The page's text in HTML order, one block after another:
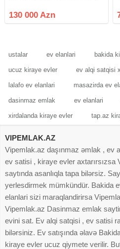
olan 2 mərtəbəli 6 otaq, 2 mətbəxt
və 2 sanuzeldən ibarət həyət evi
130 000 Azn
ustalar ev elanlari bakida
ucuz kiraye evler ev alqi satqisi
lalafo ev elanlari masazirda ev
dasinmaz emlak ev elanlari
xirdalanda kiraye evler tap.az
VIPEMLAK.AZ
Vipemlak.az daşınmaz əmlak , ev
ev satisi , kiraye evler axtarırsızsa
saytında asanlıqla tapa bilərsiz.
yerlesdirmek mümkündür. Bakida
elanlari sizi maraqlandirirsa
Vipemlak.az Dasinmaz emlak
evini sat. Ev alqi satqisi , ev satisi
bilərsiniz. Ev satışında əlavə
kiraye evler ucuz qiymete verilir.